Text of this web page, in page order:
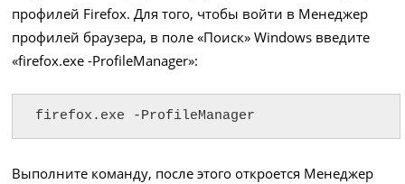
профилей Firefox. Для того, чтобы войти в Менеджер
профилей браузера, в поле «Поиск» Windows введите
«firefox.exe -ProfileManager»:
firefox.exe -ProfileManager
Выполните команду, после этого откроется Менеджер